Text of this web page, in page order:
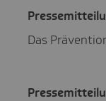
Das